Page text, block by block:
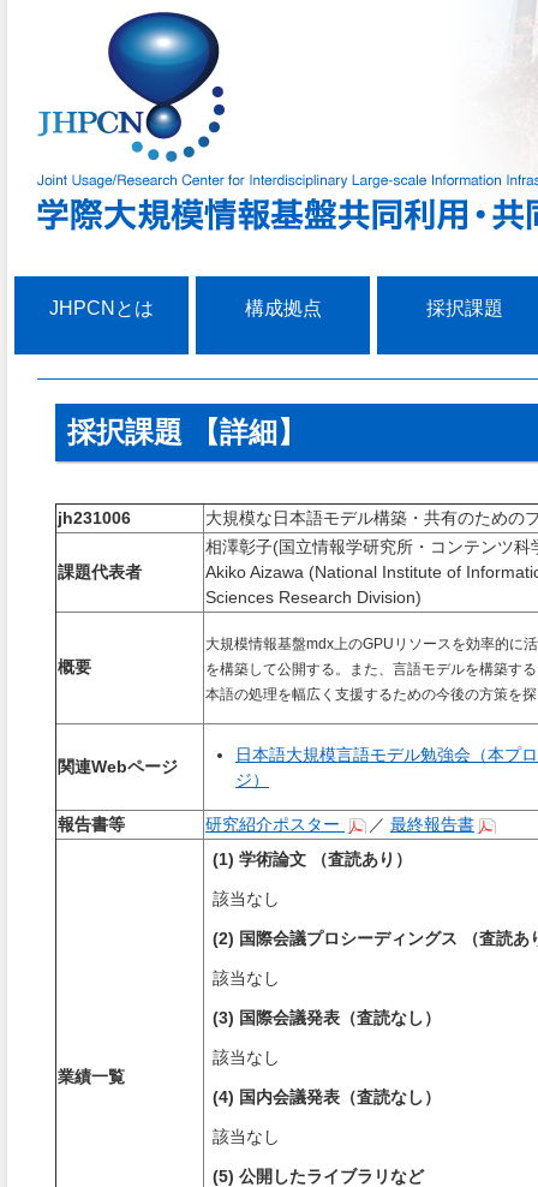
JHPCNとは 構成拠点 採択課題
採択課題 【詳細】
jh231006 大規模な日本語モデル構築・共有のための
課題代表者
相澤彰子(国立情報学研究所・コンテンツ科
Akiko Aizawa (National Institute of
Sciences Research Division)
概要
大規模情報基盤mdx 上のGPU リソースを効率的に
を構築して公開する。また、 言語モデルを構築す
本語の処理を幅広く支援するための今後の方策を
関連Webページ
日本語大規模言語モデル勉強会（本プ
ジ）
報告書等 研究紹介ポスター ／ 最終報告書
業績一覧
(1) 学術論文 （査読あり）
該当なし
(2) 国際会議プロシーディングス （査読あ
該当なし
(3) 国際会議発表（査読なし）
該当なし
(4) 国内会議発表（査読なし）
該当なし
(5) 公開したライブラリなど